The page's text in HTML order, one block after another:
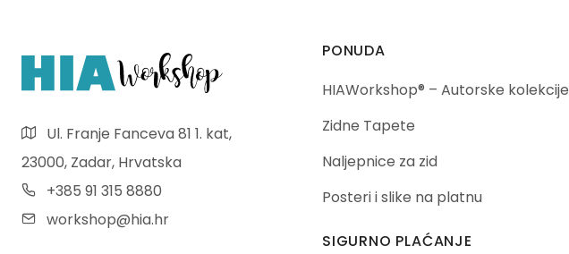
Ul. Franje Fanceva 81 1. kat,
23000, Zadar, Hrvatska
+385 91 315 8880
workshop@hia.hr
PONUDA
HIAWorkshop® – Autorske kolekcije
Zidne Tapete
Naljepnice za zid
Posteri i slike na platnu
SIGURNO PLAĆANJE